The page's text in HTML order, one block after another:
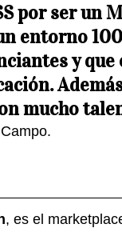
por ser un
entorno
y
mucho
, es el